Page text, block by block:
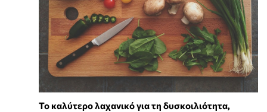
Το καλύτερο λαχανικό για τη δυσκοιλιότητα,